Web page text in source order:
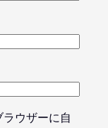
ウザーに自